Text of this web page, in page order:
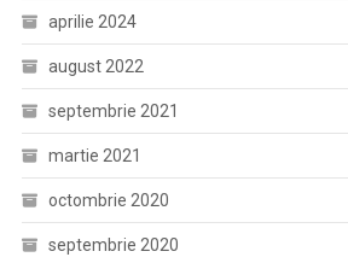
aprilie 2024
august 2022
septembrie 2021
martie 2021
octombrie 2020
septembrie 2020